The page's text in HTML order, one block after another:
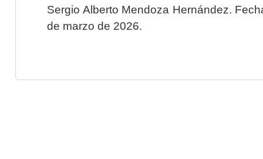
Sergio Alberto Mendoza Hernández.
de marzo de 2026.